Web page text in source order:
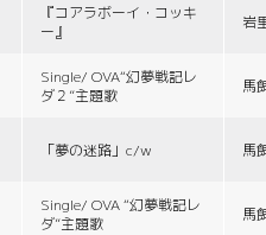
『コアラボーイ・コッキ
ー』
岩
Single/ OVA“幻夢戦記レ
ダ２”主題歌
馬
「夢の迷路」c/w 馬
Single/ OVA “幻夢戦記レ
ダ”主題歌
馬